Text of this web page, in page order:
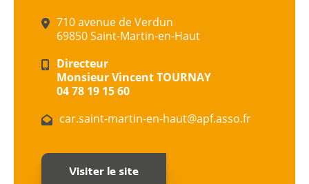
710 avenue de Verdun
69850 Saint-Martin-en-Haut
Directeur
Monsieur Vincent TOURNAY
04 78 19 15 60
car.saint-martin-en-haut@apf.asso.fr
Visiter le site